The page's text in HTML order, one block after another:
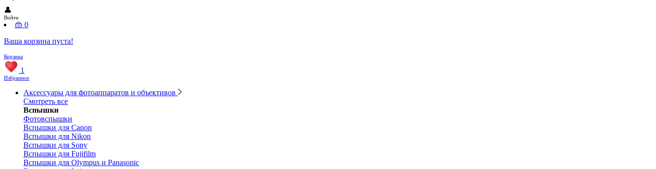
👤
Войти
👜 0
Ваша корзина пуста!
Корзина
1
Избранное
Аксессуары для фотоаппаратов и объективов
Смотреть все
Вспышки
Фотовспышки
Вспышки для Canon
Вспышки для Nikon
Вспышки для Sony
Вспышки для Fujifilm
Вспышки для Olympus и Panasonic